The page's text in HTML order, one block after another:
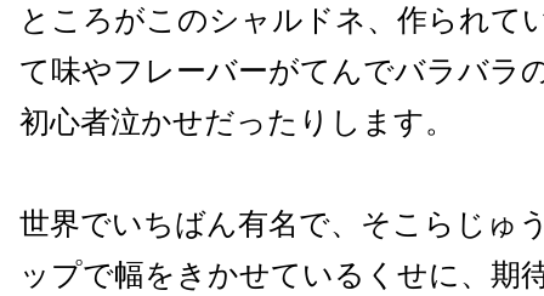
ところがこのシャルドネ、作られて
て味やフレーバーがてんでバラバラ
初心者泣かせだったりします。
世界でいちばん有名で、そこらじゅ
ップで幅をきかせているくせに、期